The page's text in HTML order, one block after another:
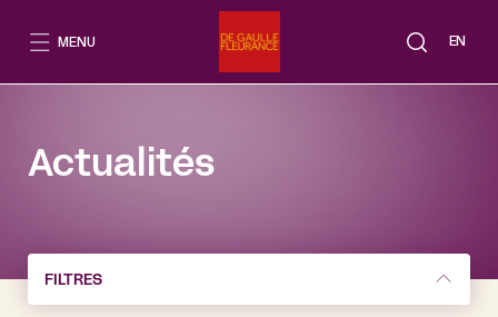
EN
MENU
Actualités
FILTRES